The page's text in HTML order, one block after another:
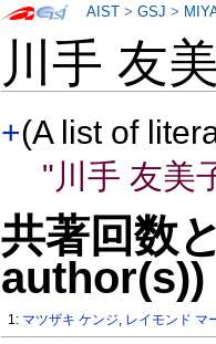
川手 友
+(A list of
"川手 友美
共著回数
author(s))
1: マツザキ ケンジ, レイモンド マ
AIST >GSJ >